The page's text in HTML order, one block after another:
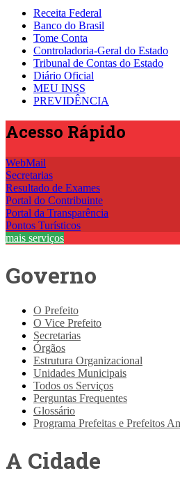
Receita Federal
Banco do Brasil
Tome Conta
Controladoria-Geral do Estado
Tribunal de Contas do Estado
Diário Oficial
MEU INSS
PREVIDÊNCIA
Acesso Rápido
WebMail
Secretarias
Resultado de Exames
Portal do Contribuinte
Portal da Transparência
Pontos Turísticos
mais serviços
Governo
O Prefeito
O Vice Prefeito
Secretarias
Órgãos
Estrutura Organizacional
Unidades Municipais
Todos os Serviços
Perguntas Frequentes
Glossário
Programa Prefeitas e Prefeitos
A Cidade